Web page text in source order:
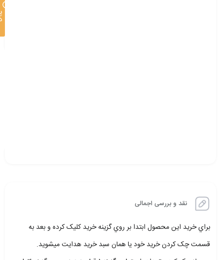
نقد و بررسی اجمالی
براي خريد اين محصول ابتدا بر روي گزينه خريد کليک کرده و بعد به
قسمت چک کردن خريد خود يا همان سبد خريد هدايت ميشويد.